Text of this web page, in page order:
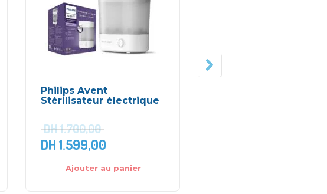
Philips Avent
Stérilisateur électrique
DH1.700,00
DH1.599,00
Ajouter au panier